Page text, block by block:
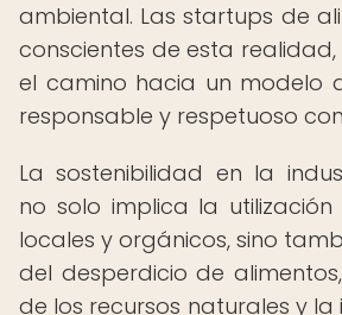
ambiental. Las startups de
conscientes de esta
el camino hacia un modelo
responsable y respetuoso
La sostenibilidad en la
no solo implica la utilización
locales y orgánicos, sino
del desperdicio de
de los recursos naturales y